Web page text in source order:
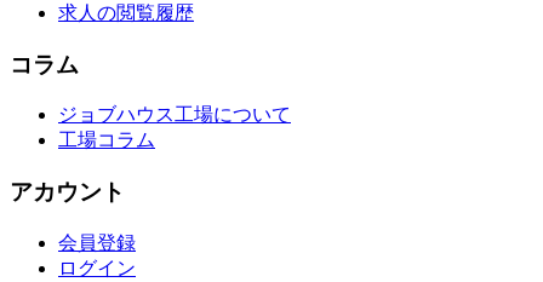
求人の閲覧履歴
コラム
ジョブハウス工場について
工場コラム
アカウント
会員登録
ログイン